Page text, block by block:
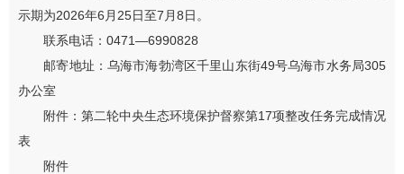
示期为2026年6月25日至7月8日。
联系电话：0471—6990828
邮寄地址：乌海市海勃湾区千里山东街49号乌海市水务局305
办公室
附件：第二轮中央生态环境保护督察第17项整改任务完成情况
表
附件